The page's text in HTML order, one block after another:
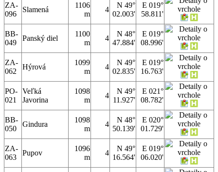
ZA-
096
Slamená
1106
m
4
N 49°
02.003'
E 019°
58.811'
BB-
049
Panský diel
1100
m
4
N 48°
47.884'
E 019°
08.996'
ZA-
062
Hýrová
1099
m
4
N 49°
02.835'
E 019°
16.763'
PO-
021
Veľká
Javorina
1098
m
4
N 49°
11.927'
E 021°
08.782'
BB-
050
Gindura
1098
m
4
N 48°
50.139'
E 020°
01.729'
ZA-
063
Pupov
1096
m
4
N 49°
16.564'
E 019°
06.020'